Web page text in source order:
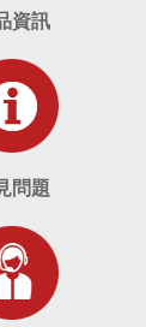
成所有測
出現
一名自稱
表示，
到詳細資
題可以透
面對市面上
設計台製開
及縝密布局
訊方式，讓
的作用，從
智慧零售、
蓋了所有生
資訊
問題